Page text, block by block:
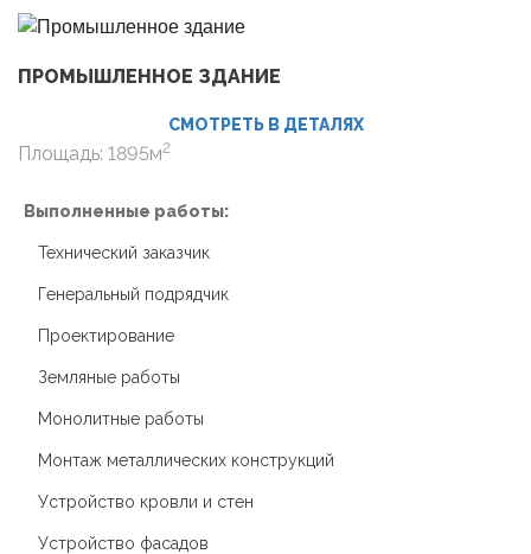
ПРОМЫШЛЕННОЕ ЗДАНИЕ
СМОТРЕТЬ В ДЕТАЛЯХ
Площадь: 1895м2
Выполненные работы:
Технический заказчик
Генеральный подрядчик
Проектирование
Земляные работы
Монолитные работы
Монтаж металлических конструкций
Устройство кровли и стен
Устройство фасадов